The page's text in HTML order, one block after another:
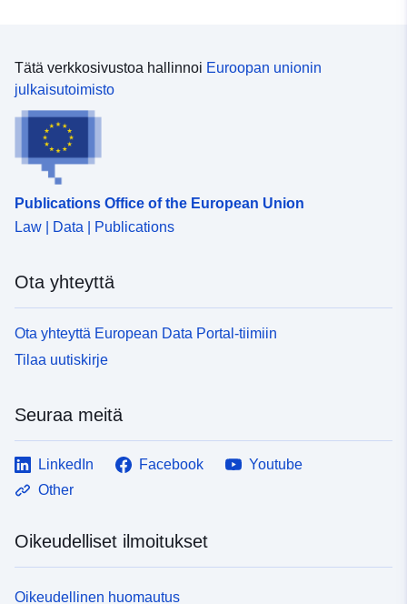
Tunnisteet:
829a89b0-53d3-46b5-b3b5-
c775379c12a8
uriRef:
Versiotiedot:
Tätä verkkosivustoa hallinnoi Euroopan unionin
julkaisutoimisto
Publications Office of the European Union
Law | Data | Publications
Ota yhteyttä
Ota yhteyttä European Data Portal-tiimiin
Tilaa uutiskirje
Seuraa meitä
LinkedIn Facebook
Youtube
Other
Oikeudelliset ilmoitukset
Oikeudellinen huomautus